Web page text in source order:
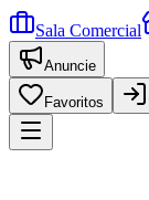
Sala Comercial
Anuncie
Favoritos